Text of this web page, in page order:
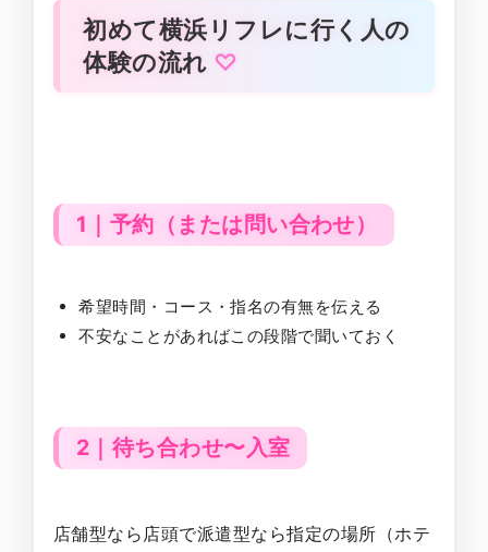
初めて横浜リフレに行く人の
体験の流れ
1｜予約（または問い合わせ）
希望時間・コース・指名の有無を伝える
不安なことがあればこの段階で聞いておく
2｜待ち合わせ〜入室
店舗型なら店頭で派遣型なら指定の場所（ホテ